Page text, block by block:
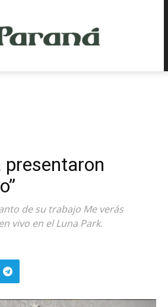
presentaron
de su trabajo Me verás
vivo en el Luna Park.